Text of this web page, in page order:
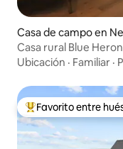
Casa de campo en
Casa rural Blue
Ubicación · Familiar ·
De los mejores en
Favorito entre